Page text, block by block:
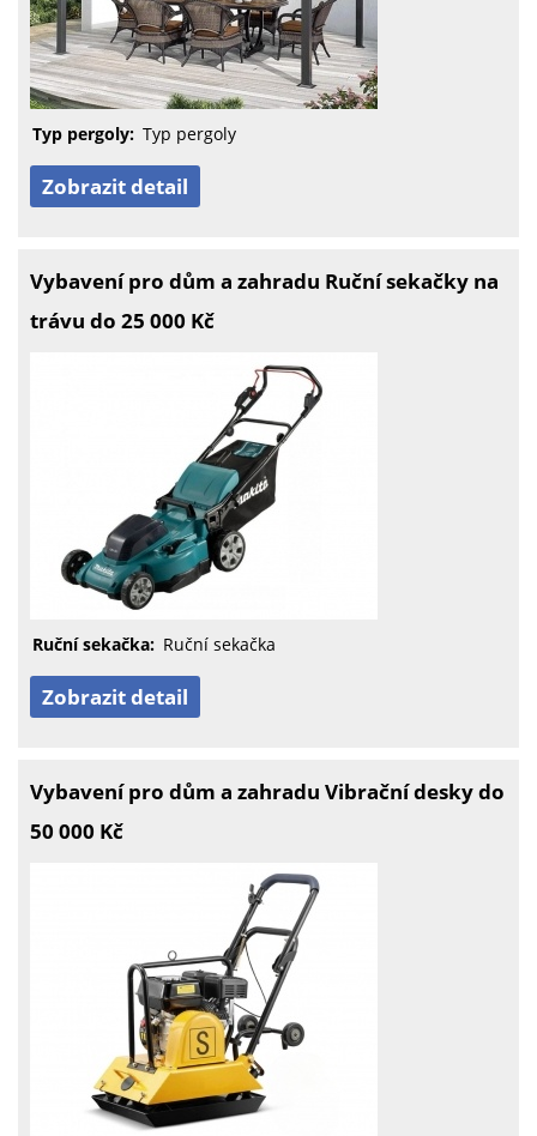
Typ pergoly: Typ pergoly
Zobrazit detail
Vybavení pro dům a zahradu Ruční sekačky na
trávu do 25 000 Kč
Ruční sekačka: Ruční sekačka
Zobrazit detail
Vybavení pro dům a zahradu Vibrační desky do
50 000 Kč